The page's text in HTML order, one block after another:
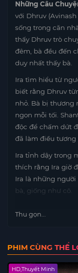
Những Câu
với Dhruv
sống trong căn
thấy Dhruv trò
đêm, bà đều đến
duy nhất thấy bà.
Ira tìm hiểu từ
biết rằng Dhruv
nhỏ. Bà bị thương
ngon mỗi tối.
độc để chấm dứt
đã làm điều tương
Ira tỉnh dậy trong
thích rằng Ira giờ
Ira là những
bà, giống như cô.
Thu gọn...
PHIM CÙNG THỂ
HD,Thuyết Minh